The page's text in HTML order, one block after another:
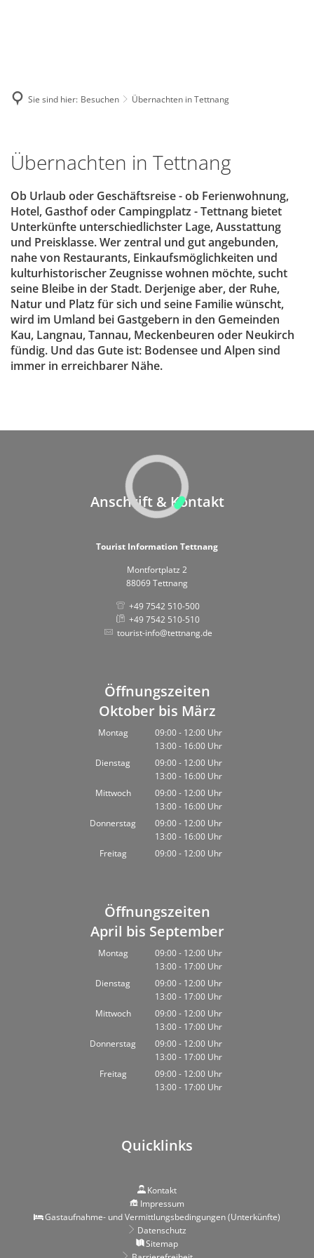
Sie sind hier: Besuchen Übernachten in Tettnang
in
Tettnang
Übernachten in Tettnang
Ob Urlaub oder Geschäftsreise - ob Ferienwohnung,
Hotel, Gasthof oder Campingplatz - Tettnang bietet
Unterkünfte unterschiedlichster Lage, Ausstattung
und Preisklasse. Wer zentral und gut angebunden,
nahe von Restaurants, Einkaufsmöglichkeiten und
kulturhistorischer Zeugnisse wohnen möchte, sucht
seine Bleibe in der Stadt. Derjenige aber, der Ruhe,
Natur und Platz für sich und seine Familie wünscht,
wird im Umland bei Gastgebern in den Gemeinden
Kau, Langnau, Tannau, Meckenbeuren oder Neukirch
fündig. Und das Gute ist: Bodensee und Alpen sind
immer in erreichbarer Nähe.
Anschrift & Kontakt
Tourist Information Tettnang
Montfortplatz 2
88069 Tettnang
+49 7542 510-500
+49 7542 510-510
tourist-info@tettnang.de
Öffnungszeiten
Oktober bis März
Montag 09:00- 12:00 Uhr
Von 09:00 bis 12:00 Uhr
13:00- 16:00 Uhr
Von 13:00 bis 16:00 Uhr
Dienstag 09:00- 12:00 Uhr
Von 09:00 bis 12:00 Uhr
13:00- 16:00 Uhr
Von 13:00 bis 16:00 Uhr
Mittwoch 09:00- 12:00 Uhr
Von 09:00 bis 12:00 Uhr
13:00- 16:00 Uhr
Von 13:00 bis 16:00 Uhr
Donnerstag 09:00- 12:00 Uhr
Von 09:00 bis 12:00 Uhr
13:00- 16:00 Uhr
Von 13:00 bis 16:00 Uhr
Freitag 09:00- 12:00 Uhr
Öffnungszeiten
April bis September
Montag 09:00- 12:00 Uhr
Von 09:00 bis 12:00 Uhr
13:00- 17:00 Uhr
Von 13:00 bis 17:00 Uhr
Dienstag 09:00- 12:00 Uhr
Von 09:00 bis 12:00 Uhr
13:00- 17:00 Uhr
Von 13:00 bis 17:00 Uhr
Mittwoch 09:00- 12:00 Uhr
Von 09:00 bis 12:00 Uhr
13:00- 17:00 Uhr
Von 13:00 bis 17:00 Uhr
Donnerstag 09:00- 12:00 Uhr
Von 09:00 bis 12:00 Uhr
13:00- 17:00 Uhr
Von 13:00 bis 17:00 Uhr
Freitag 09:00- 12:00 Uhr
Von 09:00 bis 12:00 Uhr
13:00- 17:00 Uhr
Quicklinks
Kontakt
Impressum
Gastaufnahme- und Vermittlungsbedingungen (Unterkünfte)
Datenschutz
Sitemap